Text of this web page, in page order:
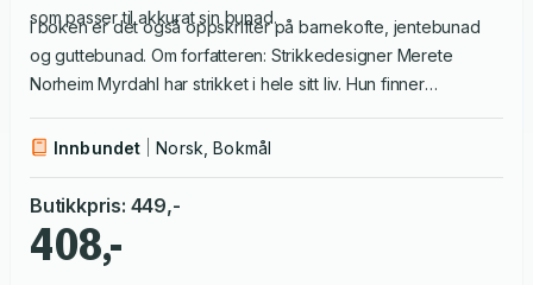
som passer til akkurat sin bunad.
I boken er det også oppskrifter på barnekofte, jentebunad
og guttebunad. Om forfatteren: Strikkedesigner Merete
Norheim Myrdahl har strikket i hele sitt liv. Hun finner
morsomme former og farger. Merete er utdannet
prosjektleder i ulike reklame- og designbyråer. Hun fikk
ideen til bunadskoftene da hun selv ønsket seg en praktisk
kofte som ikke krøllet skjorten, og som både framhevet
Innbundet Norsk, Bokmål
Butikkpris: 449,-
408,-